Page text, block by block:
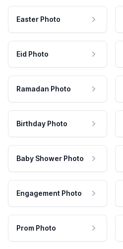
Easter Photo
Eid Photo
Ramadan Photo
Birthday Photo
Baby Shower Photo
Engagement Photo
Prom Photo